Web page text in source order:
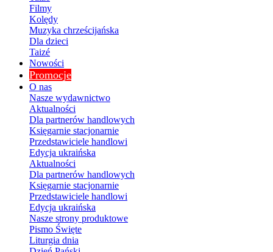
Filmy
Kolędy
Muzyka chrześcijańska
Dla dzieci
Taizé
Nowości
Promocje
O nas
Nasze wydawnictwo
Aktualności
Dla partnerów handlowych
Księgarnie stacjonarnie
Przedstawiciele handlowi
Edycja ukraińska
Aktualności
Dla partnerów handlowych
Księgarnie stacjonarnie
Przedstawiciele handlowi
Edycja ukraińska
Nasze strony produktowe
Pismo Święte
Liturgia dnia